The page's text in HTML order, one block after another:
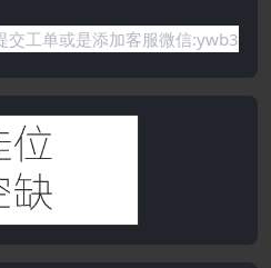
是添加客服微信:ywb386获取帮